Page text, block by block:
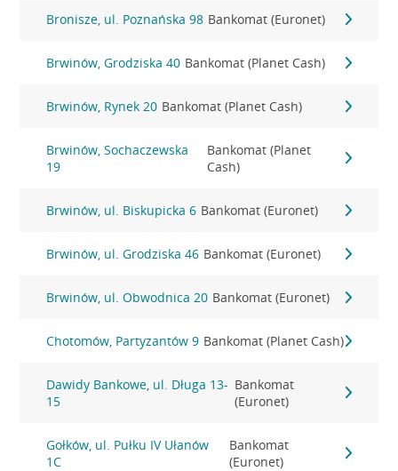
Bronisze, ul. Poznańska 98 Bankomat (Euronet)
Brwinów, Grodziska 40 Bankomat (Planet Cash)
Brwinów, Rynek 20 Bankomat (Planet Cash)
Brwinów, Sochaczewska
19
Bankomat (Planet
Cash)
Brwinów, ul. Biskupicka 6 Bankomat (Euronet)
Brwinów, ul. Grodziska 46 Bankomat (Euronet)
Brwinów, ul. Obwodnica 20 Bankomat (Euronet)
Chotomów, Partyzantów 9 Bankomat (Planet Cash)
Dawidy Bankowe, ul. Długa 13-
15
Bankomat
(Euronet)
Gołków, ul. Pułku IV Ułanów
1C
Bankomat
(Euronet)